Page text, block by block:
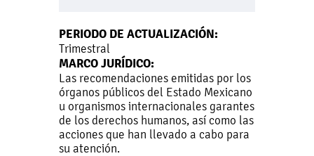
PERIODO DE ACTUALIZACIÓN:
Trimestral
MARCO JURÍDICO:
Las recomendaciones emitidas por los
órganos públicos del Estado Mexicano
u organismos internacionales garantes
de los derechos humanos, así como las
acciones que han llevado a cabo para
su atención.